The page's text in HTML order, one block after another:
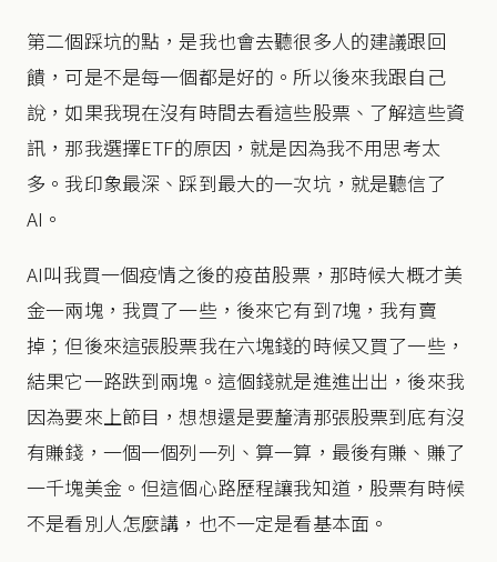
第二個踩坑的點，是我也會去聽很多人的建議跟回
饋，可是不是每一個都是好的。所以後來我跟自己
說，如果我現在沒有時間去看這些股票、了解這些資
訊，那我選擇ETF的原因，就是因為我不用思考太
多。我印象最深、踩到最大的一次坑，就是聽信了
AI。
AI叫我買一個疫情之後的疫苗股票，那時候大概才美
金一兩塊，我買了一些，後來它有到7塊，我有賣
掉；但後來這張股票我在六塊錢的時候又買了一些，
結果它一路跌到兩塊。這個錢就是進進出出，後來我
因為要來上節目，想想還是要釐清那張股票到底有沒
有賺錢，一個一個列一列、算一算，最後有賺、賺了
一千塊美金。但這個心路歷程讓我知道，股票有時候
不是看別人怎麼講，也不一定是看基本面。